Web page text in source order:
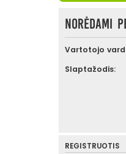
Norėdami
Vartotojo
Slaptažodis:
REGISTRUOTIS